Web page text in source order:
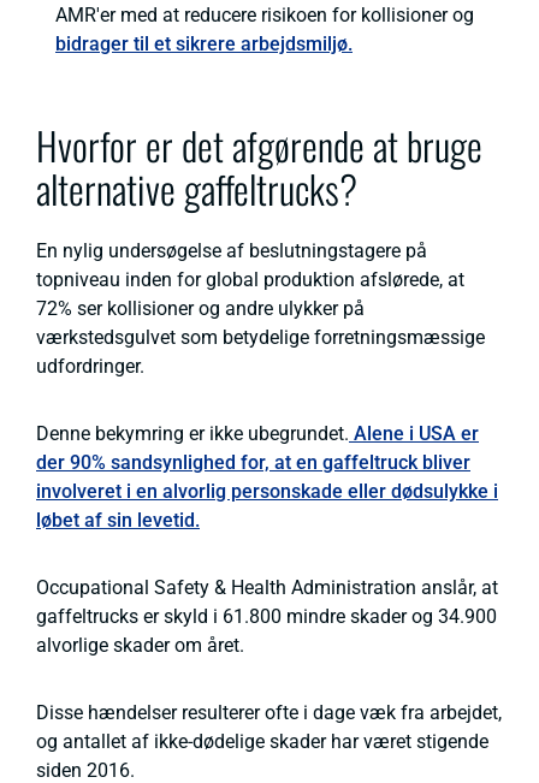
AMR'er med at reducere risikoen for kollisioner og
bidrager til et sikrere arbejdsmiljø.
Hvorfor er det afgørende at bruge
alternative gaffeltrucks?
En nylig undersøgelse af beslutningstagere på
topniveau inden for global produktion afslørede, at
72% ser kollisioner og andre ulykker på
værkstedsgulvet som betydelige forretningsmæssige
udfordringer.
Denne bekymring er ikke ubegrundet. Alene i USA er
der 90% sandsynlighed for, at en gaffeltruck bliver
involveret i en alvorlig personskade eller dødsulykke i
løbet af sin levetid.
Occupational Safety & Health Administration anslår, at
gaffeltrucks er skyld i 61.800 mindre skader og 34.900
alvorlige skader om året.
Disse hændelser resulterer ofte i dage væk fra arbejdet,
og antallet af ikke-dødelige skader har været stigende
siden 2016.